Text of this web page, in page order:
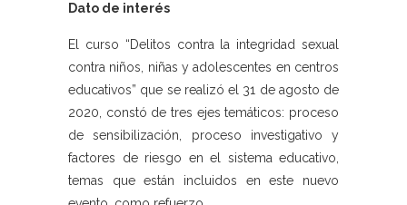
Dato de interés
El curso “Delitos contra la integridad sexual
contra niños, niñas y adolescentes en centros
educativos” que se realizó el 31 de agosto de
2020, constó de tres ejes temáticos: proceso
de sensibilización, proceso investigativo y
factores de riesgo en el sistema educativo,
temas que están incluidos en este nuevo